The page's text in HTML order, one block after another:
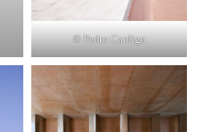
© Pedro Cardigo